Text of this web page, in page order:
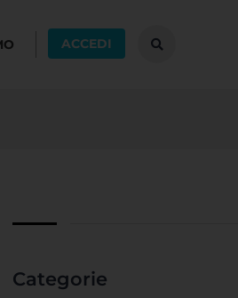
ACCEDI
Categorie